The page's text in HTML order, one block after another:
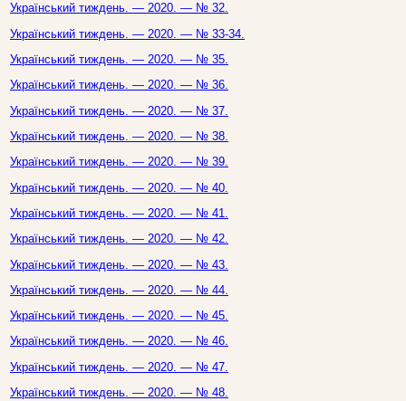
Український тиждень. — 2020. — № 32.
Український тиждень. — 2020. — № 33-34.
Український тиждень. — 2020. — № 35.
Український тиждень. — 2020. — № 36.
Український тиждень. — 2020. — № 37.
Український тиждень. — 2020. — № 38.
Український тиждень. — 2020. — № 39.
Український тиждень. — 2020. — № 40.
Український тиждень. — 2020. — № 41.
Український тиждень. — 2020. — № 42.
Український тиждень. — 2020. — № 43.
Український тиждень. — 2020. — № 44.
Український тиждень. — 2020. — № 45.
Український тиждень. — 2020. — № 46.
Український тиждень. — 2020. — № 47.
Український тиждень. — 2020. — № 48.